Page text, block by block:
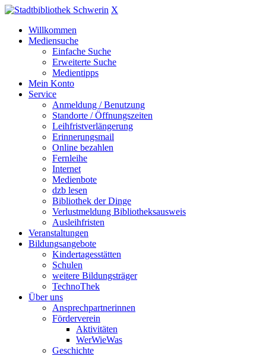
X
Willkommen
Mediensuche
Einfache Suche
Erweiterte Suche
Medientipps
Mein Konto
Service
Anmeldung / Benutzung
Standorte / Öffnungszeiten
Leihfristverlängerung
Erinnerungsmail
Online bezahlen
Fernleihe
Internet
Medienbote
dzb lesen
Bibliothek der Dinge
Verlustmeldung Bibliotheksausweis
Ausleihfristen
Veranstaltungen
Bildungsangebote
Kindertagesstätten
Schulen
weitere Bildungsträger
TechnoThek
Über uns
Ansprechpartnerinnen
Förderverein
Aktivitäten
WerWieWas
Geschichte